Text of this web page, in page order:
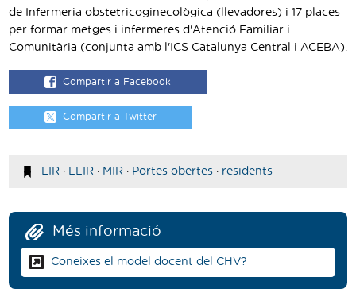
de Infermeria obstetricoginecològica (llevadores) i 17 places
per formar metges i infermeres d'Atenció Familiar i
Comunitària (conjunta amb l'ICS Catalunya Central i ACEBA).
Compartir a Facebook
Compartir a Twitter
EIR · LLIR · MIR · Portes obertes· residents
Més informació
Coneixes el model docent del CHV?